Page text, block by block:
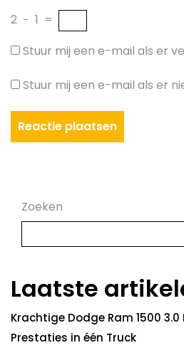
2 − 1 =
Stuur mij een e-mail als er
Stuur mij een e-mail als er
Zoeken
Laatste
Krachtige Dodge Ram 1500
Prestaties in één Truck